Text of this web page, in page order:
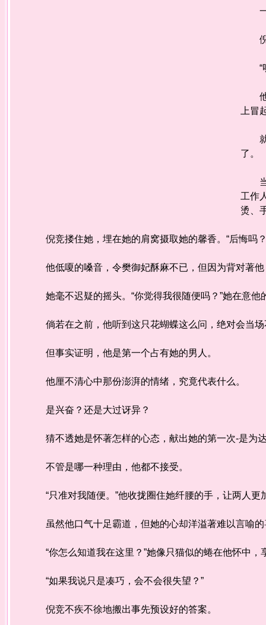
一
倪
“呃
他
上冒
就
了。
当
工作
烫、
倪竞搂住她，埋在她的肩窝摄取她的馨香。“后悔吗
他低嗄的嗓音，令樊御妃酥麻不已，但因为背对著他
她毫不迟疑的摇头。“你觉得我很随便吗？”她在意他
倘若在之前，他听到这只花蝴蝶这么问，绝对会当场
但事实证明，他是第一个占有她的男人。
他厘不清心中那份澎湃的情绪，究竟代表什么。
是兴奋？还是大过讶异？
猜不透她是怀著怎样的心态，献出她的第一次-是为
不管是哪一种理由，他都不接受。
“只准对我随便。”他收拢圈住她纤腰的手，让两人更
虽然他口气十足霸道，但她的心却洋溢著难以言喻的
“你怎么知道我在这里？”她像只猫似的蜷在他怀中，
“如果我说只是凑巧，会不会很失望？”
倪竞不疾不徐地搬出事先预设好的答案。